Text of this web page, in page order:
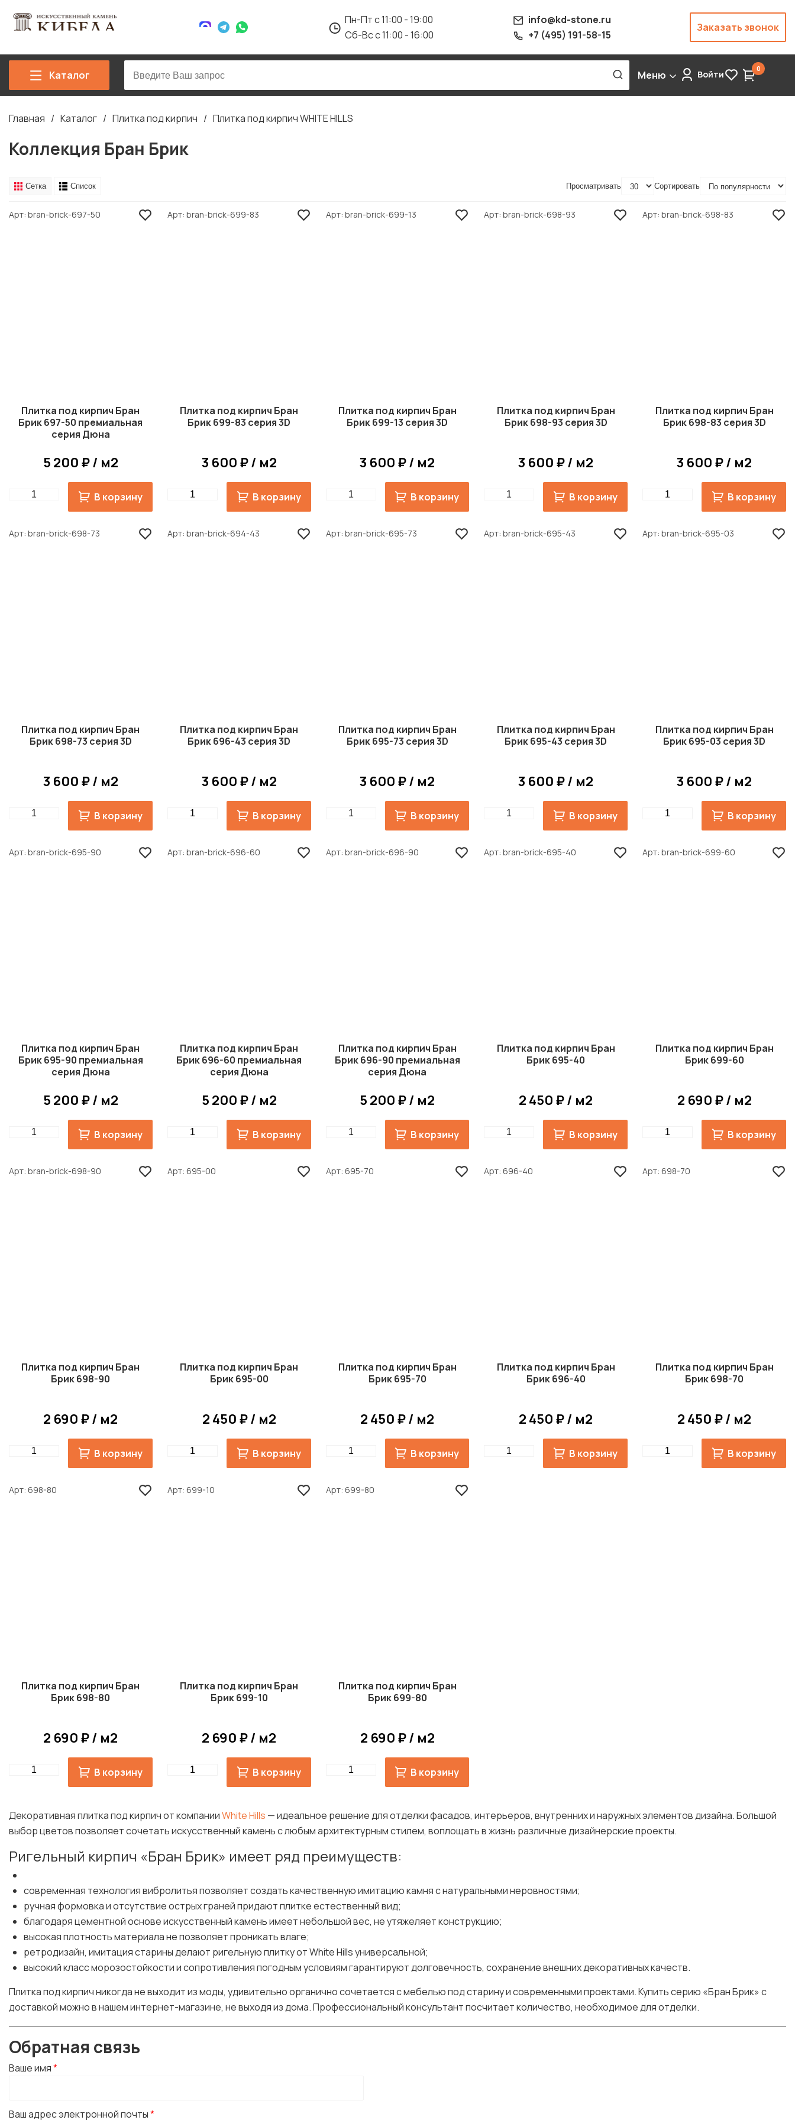
Пн-Пт с 11:00 - 19:00
Сб-Вс с 11:00 - 16:00
info@kd-stone.ru
+7 (495) 191-58-15
Заказать звонок
Каталог Меню Войти 0
Строка
навигации
Главная Каталог Плитка под кирпич Плитка под кирпич WHITE HILLS
Коллекция Бран Брик
Сетка Список Просматривать Сортировать
Арт bran-brick-697-50
Плитка под кирпич Бран
Брик 697-50 премиальная
серия Дюна
5 200 ₽ / м2
Quantity В корзину
Арт bran-brick-699-83
Плитка под кирпич Бран
Брик 699-83 серия 3D
3 600 ₽ / м2
Quantity В корзину
Арт bran-brick-699-13
Плитка под кирпич Бран
Брик 699-13 серия 3D
3 600 ₽ / м2
Quantity В корзину
Арт bran-brick-698-93
Плитка под кирпич Бран
Брик 698-93 серия 3D
3 600 ₽ / м2
Quantity В корзину
Арт bran-brick-698-83
Плитка под кирпич Бран
Брик 698-83 серия 3D
3 600 ₽ / м2
Quantity В корзину
Арт bran-brick-698-73
Плитка под кирпич Бран
Брик 698-73 серия 3D
3 600 ₽ / м2
Quantity В корзину
Арт bran-brick-694-43
Плитка под кирпич Бран
Брик 696-43 серия 3D
3 600 ₽ / м2
Quantity В корзину
Арт bran-brick-695-73
Плитка под кирпич Бран
Брик 695-73 серия 3D
3 600 ₽ / м2
Quantity В корзину
Арт bran-brick-695-43
Плитка под кирпич Бран
Брик 695-43 серия 3D
3 600 ₽ / м2
Quantity В корзину
Арт bran-brick-695-03
Плитка под кирпич Бран
Брик 695-03 серия 3D
3 600 ₽ / м2
Quantity В корзину
Арт bran-brick-695-90
Плитка под кирпич Бран
Брик 695-90 премиальная
серия Дюна
5 200 ₽ / м2
Quantity В корзину
Арт bran-brick-696-60
Плитка под кирпич Бран
Брик 696-60 премиальная
серия Дюна
5 200 ₽ / м2
Quantity В корзину
Арт bran-brick-696-90
Плитка под кирпич Бран
Брик 696-90 премиальная
серия Дюна
5 200 ₽ / м2
Quantity В корзину
Арт bran-brick-695-40
Плитка под кирпич Бран
Брик 695-40
2 450 ₽ / м2
Quantity В корзину
Арт bran-brick-699-60
Плитка под кирпич Бран
Брик 699-60
2 690 ₽ / м2
Quantity В корзину
Арт bran-brick-698-90
Плитка под кирпич Бран
Брик 698-90
2 690 ₽ / м2
Quantity В корзину
Арт 695-00
Плитка под кирпич Бран
Брик 695-00
2 450 ₽ / м2
Quantity В корзину
Арт 695-70
Плитка под кирпич Бран
Брик 695-70
2 450 ₽ / м2
Quantity В корзину
Арт 696-40
Плитка под кирпич Бран
Брик 696-40
2 450 ₽ / м2
Quantity В корзину
Арт 698-70
Плитка под кирпич Бран
Брик 698-70
2 450 ₽ / м2
Quantity В корзину
Арт 698-80
Плитка под кирпич Бран
Брик 698-80
2 690 ₽ / м2
Quantity В корзину
Арт 699-10
Плитка под кирпич Бран
Брик 699-10
2 690 ₽ / м2
Quantity В корзину
Арт 699-80
Плитка под кирпич Бран
Брик 699-80
2 690 ₽ / м2
Quantity В корзину
Декоративная плитка под кирпич от компанииWhite Hills — идеальное решение для отделки фасадов, интерьеров, внутренних и наружных элементов дизайна. Большой
выбор цветов позволяет сочетать искусственный камень с любым архитектурным стилем, воплощать в жизнь различные дизайнерские проекты.
Ригельный кирпич «Бран Брик» имеет ряд преимуществ:
современная технология вибролитья позволяет создать качественную имитацию камня с натуральными неровностями;
ручная формовка и отсутствие острых граней придают плитке естественный вид;
благодаря цементной основе искусственный камень имеет небольшой вес, не утяжеляет конструкцию;
высокая плотность материала не позволяет проникать влаге;
ретродизайн, имитация старины делают ригельную плитку от White Hills универсальной;
высокий класс морозостойкости и сопротивления погодным условиям гарантируют долговечность, сохранение внешних декоративных качеств.
Плитка под кирпич никогда не выходит из моды, удивительно органично сочетается с мебелью под старину и современными проектами. Купить серию «Бран Брик» с
доставкой можно в нашем интернет-магазине, не выходя из дома. Профессиональный консультант посчитает количество, необходимое для отделки.
Обратная связь
Ваше имя*
Ваш адрес электронной почты*